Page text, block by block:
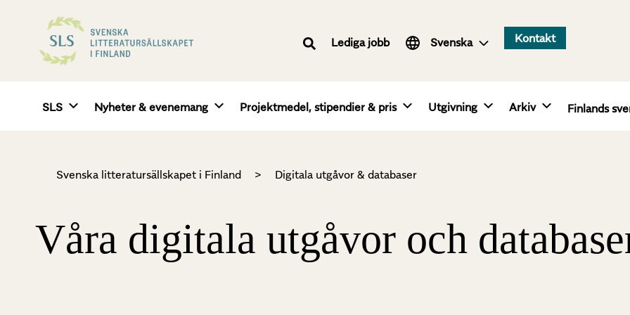
Lediga jobb Svenska
English Kontakt
SLS Nyheter & evenemang Projektmedel, stipendier & pris Utgivning Arkiv Finlands
Svenska litteratursällskapet i Finland > Digitala utgåvor & databaser
Våra digitala utgåvor och